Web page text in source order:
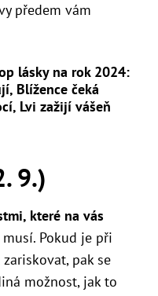
předem vám
lásky na rok 2024:
Blížence čeká
Lvi zažijí vášeň
9.)
které na vás
Pokud je při
pak se
možnost, jak to